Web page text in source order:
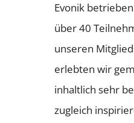
Evonik
über 40
unseren
erlebten wir
inhaltlich sehr
zugleich